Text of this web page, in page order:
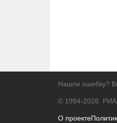
Нашли ошибку?
© 1994-2026. РИА
О проекте